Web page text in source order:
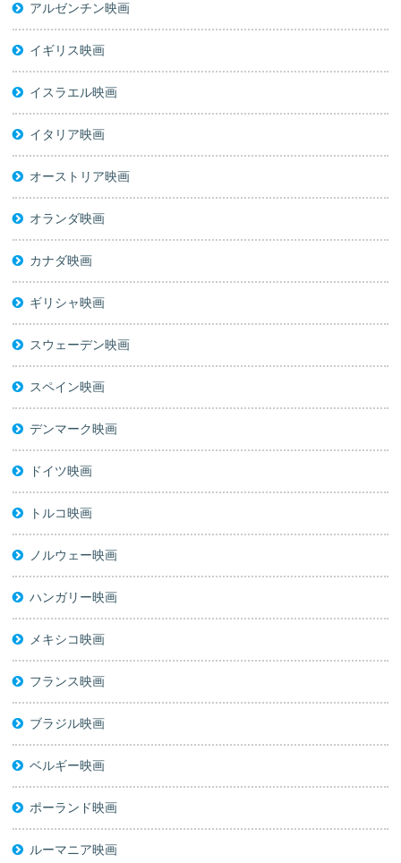
アルゼンチン映画
イギリス映画
イスラエル映画
イタリア映画
オーストリア映画
オランダ映画
カナダ映画
ギリシャ映画
スウェーデン映画
スペイン映画
デンマーク映画
ドイツ映画
トルコ映画
ノルウェー映画
ハンガリー映画
メキシコ映画
フランス映画
ブラジル映画
ベルギー映画
ポーランド映画
ルーマニア映画